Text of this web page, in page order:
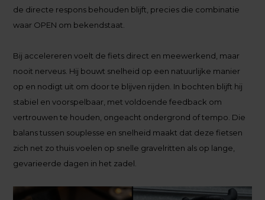
de directe respons behouden blijft, precies die combinatie
waar OPEN om bekendstaat.
Bij accelereren voelt de fiets direct en meewerkend, maar
nooit nerveus. Hij bouwt snelheid op een natuurlijke manier
op en nodigt uit om door te blijven rijden. In bochten blijft hij
stabiel en voorspelbaar, met voldoende feedback om
vertrouwen te houden, ongeacht ondergrond of tempo. Die
balans tussen souplesse en snelheid maakt dat deze fietsen
zich net zo thuis voelen op snelle gravelritten als op lange,
gevarieerde dagen in het zadel.